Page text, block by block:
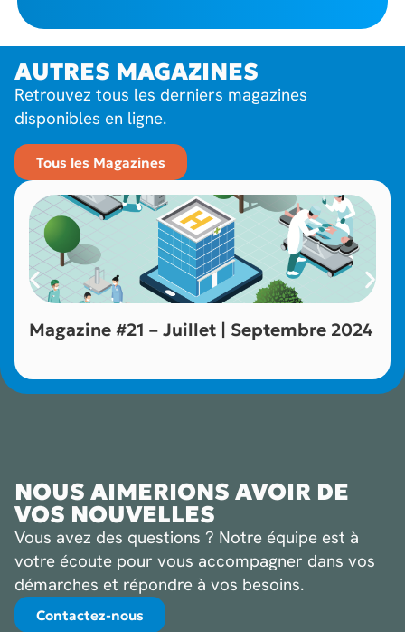
AUTRES MAGAZINES
Retrouvez tous les derniers magazines
disponibles en ligne.
Tous les Magazines
Magazine #21 – Juillet | Septembre 2024
NOUS AIMERIONS AVOIR DE
VOS NOUVELLES
Vous avez des questions ? Notre équipe est à
votre écoute pour vous accompagner dans vos
démarches et répondre à vos besoins.
Contactez-nous